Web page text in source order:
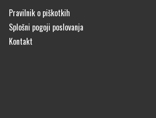
Pravilnik o piškotkih
Splošni pogoji poslovanja
Kontakt